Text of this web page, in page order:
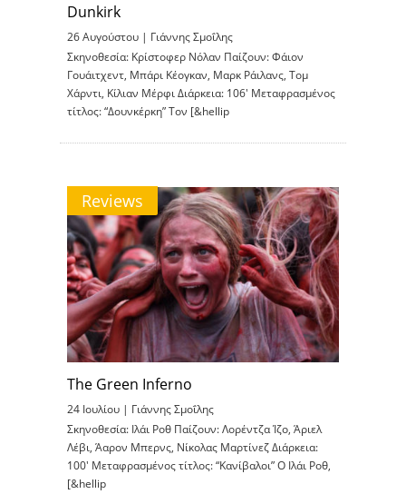
Dunkirk
26 Αυγούστου | Γιάννης Σμοΐλης
Σκηνοθεσία: Κρίστοφερ Νόλαν Παίζουν: Φάιον
Γουάιτχεντ, Μπάρι Κέογκαν, Μαρκ Ράιλανς, Τομ
Χάρντι, Κίλιαν Μέρφι Διάρκεια: 106′ Μεταφρασμένος
τίτλος: “Δουνκέρκη” Τον [&hellip
Reviews
The Green Inferno
24 Ιουλίου | Γιάννης Σμοΐλης
Σκηνοθεσία: Ιλάι Ροθ Παίζουν: Λορέντζα Ίζο, Άριελ
Λέβι, Άαρον Μπερνς, Νίκολας Μαρτίνεζ Διάρκεια:
100′ Μεταφρασμένος τίτλος: “Κανίβαλοι” Ο Ιλάι Ροθ,
[&hellip